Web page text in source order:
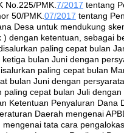
No.225/PMK.7/2017 tentang
50/PMK.07/2017 tentang
Desa untuk mendukung
) dengan ketentuan, sebagai
paling cepat bulan
bulan Juni dengan
paling cepat bulan
bulan Juni dengan
paling cepat bulan Juli dengan
Ketentuan Penyaluran Dana
Daerah mengenai
mengenai tata cara